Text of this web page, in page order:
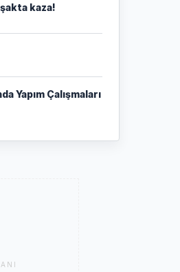
kaza!
Yapım Çalışmaları